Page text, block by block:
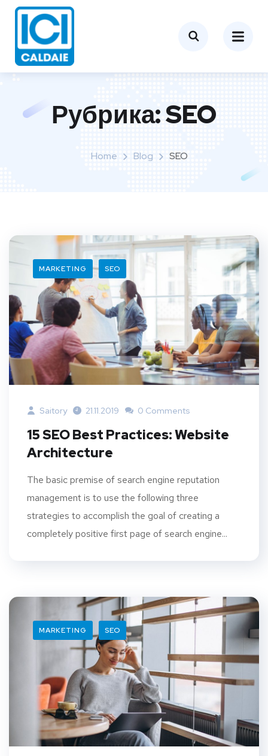
Рубрика:SEO
Home Blog SEO
MARKETING SEO
Saitory 21.11.2019 0 Comments
15 SEO Best Practices: Website
Architecture
The basic premise of search engine reputation
management is to use the following three
strategies to accomplish the goal of creating a
completely positive first page of search engine...
MARKETING SEO